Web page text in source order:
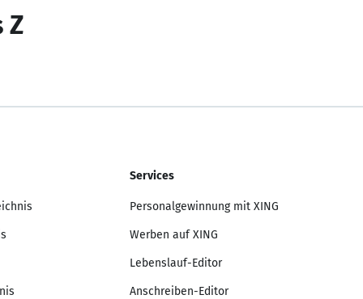
Z
Services
Personalgewinnung mit XING
Werben auf XING
Lebenslauf-Editor
Anschreiben-Editor